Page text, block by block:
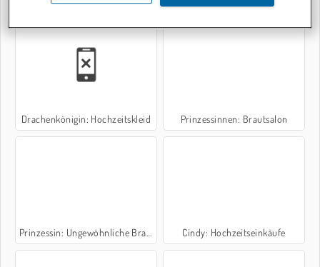
Eliza: Hochzeit der Prinzessinnen Braut Sery: Make-up für junge Damen
Drachenkönigin: Hochzeitskleid Prinzessinnen: Brautsalon
Prinzessin: Ungewöhnliche Braut Cindy: Hochzeitseinkäufe